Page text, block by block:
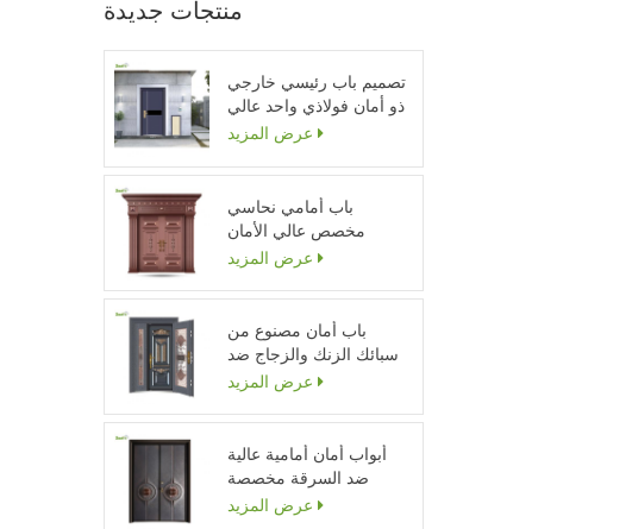
منتجات جديدة
تصميم باب رئيسي خارجي
ذو أمان فولاذي واحد عالي
الجودة
عرض المزيد
باب أمامي نحاسي
مخصص عالي الأمان
عرض المزيد
باب أمان مصنوع من
سبائك الزنك والزجاج ضد
السرقة في الباب
عرض المزيد
أبواب أمان أمامية عالية
ضد السرقة مخصصة
عرض المزيد